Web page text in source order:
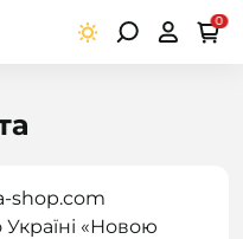
0
shop.com
«Новою